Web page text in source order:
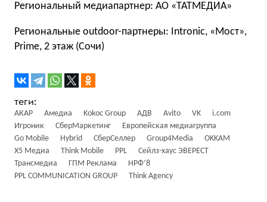
Региональный медиапартнер: АО «ТАТМЕДИА»
Региональные outdoor-партнеры: Intronic, «Мост»,
Prime, 2 этаж (Сочи)
АКАР Амедиа Kokoc Group АДВ Avito VK
i.com
Игроник
СберМаркетинг
Европейская медиагруппа
Go Mobile
Hybrid СберСеллер Group4Media
OKKAM
X5 Медиа
Think Mobile PPL
Сейлз-хаус ЭВЕРЕСТ
Трансмедиа
ГПМ Реклама
НРФ’8
PPL COMMUNICATION GROUP
Think Agency